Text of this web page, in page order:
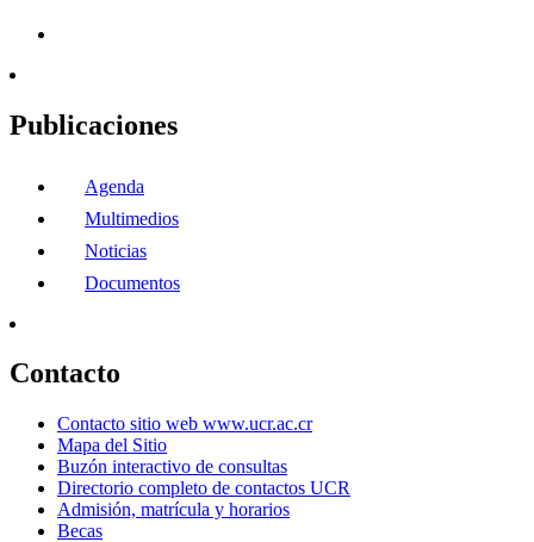
Publicaciones
Agenda
Multimedios
Noticias
Documentos
Contacto
Contacto sitio web www.ucr.ac.cr
Mapa del Sitio
Buzón interactivo de consultas
Directorio completo de contactos UCR
Admisión, matrícula y horarios
Becas